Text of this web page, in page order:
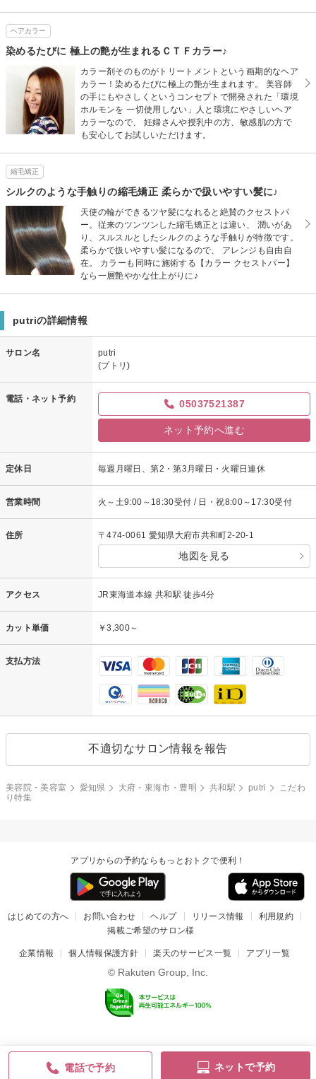
ヘアカラー
染めるたびに 極上の艶が生まれるＣＴＦカラー♪
カラー剤そのものがトリートメントという画期的なヘア
カラー！染めるたびに極上の艶が生まれます。 美容師
の手にもやさしくというコンセプトで開発された「環境
ホルモンを 一切使用しない」人と環境にやさしいヘア
カラーなので、 妊婦さんや授乳中の方、敏感肌の方で
も安心してお試しいただけます。
縮毛矯正
シルクのような手触りの縮毛矯正 柔らかで扱いやすい髪に♪
天使の輪ができるツヤ髪になれると絶賛のクセストパ
ー。従来のツンツンした縮毛矯正とは違い、 潤いがあ
り、スルスルとしたシルクのような手触りが特徴です。
柔らかで扱いやすい髪になるので、 アレンジも自由自
在。 カラーも同時に施術する【カラー クセストパー】
なら一層艶やかな仕上がりに♪
putriの詳細情報
サロン名
putri
(プトリ)
電話・ネット予約 05037521387
ネット予約へ進む
定休日 毎週月曜日、第2・第3月曜日・火曜日連休
営業時間 火～土9:00～18:30受付 / 日・祝8:00～17:30受付
住所 〒474-0061 愛知県大府市共和町2-20-1
地図を見る
アクセス JR東海道本線 共和駅 徒歩4分
カット単価 ￥3,300～
支払方法
不適切なサロン情報を報告
電話で予約 ネットで予約
美容院・美容室 愛知県 大府・東海市・豊明 共和駅 putri
こだわ
り特集
アプリからの予約ならもっとおトクで便利！
はじめての方へ お問い合わせ ヘルプ リリース情報
利用規約
掲載ご希望のサロン様
企業情報 個人情報保護方針 楽天のサービス一覧 アプリ一覧
© Rakuten Group, Inc.